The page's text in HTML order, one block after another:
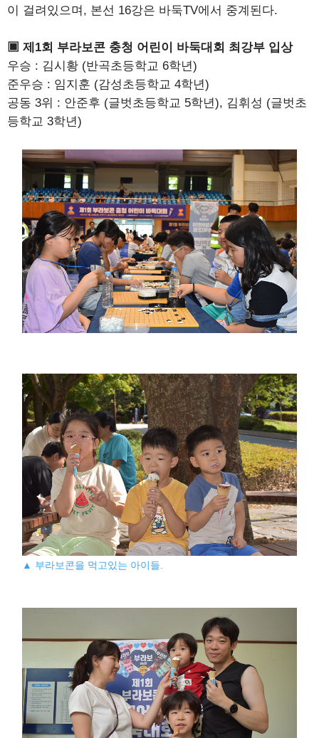
이 걸려있으며, 본선 16강은 바둑TV에서 중계된다.
▣ 제1회 부라보콘 충청 어린이 바둑대회 최강부 입상
우승 : 김시황 (반곡초등학교 6학년)
준우승 : 임지훈 (감성초등학교 4학년)
공동 3위 : 안준후 (글벗초등학교 5학년), 김휘성 (글벗초
등학교 3학년)
▲ 부라보콘을 먹고있는 아이들.